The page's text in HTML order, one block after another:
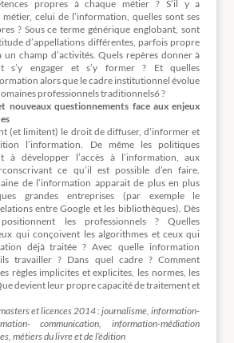
propres à chaque métier ? S’il y a
celui de l’information, quelles sont ses
? Sous ce terme générique englobant, sont
d’appellations différentes, parfois propre
champ d’activités. Quels repères donner à
s’y engager et s’y former ? Et quelles
alors que le cadre institutionnel évolue
professionnels traditionnels6?
nouveaux questionnements face aux enjeux
(et limitent) le droit de diffuser, d’informer et
l’information. De même les politiques
à développer l’accès à l’information, aux
ce qu’il est possible d’en faire.
de l’information apparait de plus en plus
grandes entreprises (par exemple le
entre Google et les bibliothèques). Dès
les professionnels ? Quelles
qui conçoivent les algorithmes et ceux qui
déjà traitée ? Avec quelle information
ils travailler ? Dans quel cadre ? Comment
règles implicites et explicites, les normes, les
devient leur propre capacité de traitement et
et licences 2014 : journalisme, information-
communication, information-médiation
métiers du livre et de l’édition